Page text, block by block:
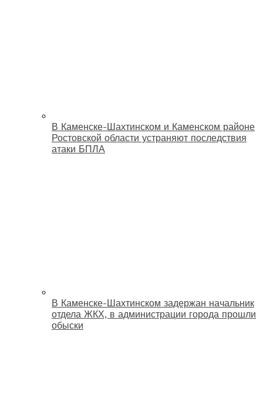
В Каменске-Шахтинском и Каменском районе
Ростовской области устраняют последствия
атаки БПЛА
В Каменске-Шахтинском задержан начальник
отдела ЖКХ, в администрации города прошли
обыски